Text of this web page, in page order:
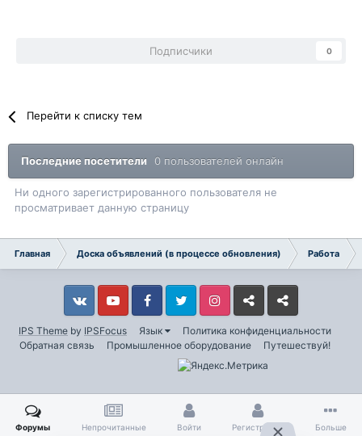
Подписчики 0
Перейти к списку тем
Последние посетители 0 пользователей онлайн
Ни одного зарегистрированного пользователя не
просматривает данную страницу
Главная Доска объявлений (в процессе обновления) Работа
IPS Theme by IPSFocus Язык
Политика конфиденциальности
Обратная связь
Промышленное оборудование Путешествуй!
VkontakteYouTube FacebookTwitter InstagramLivejournalOdnoklassniki
Форумы Непрочитанные Войти Регистрация Больше